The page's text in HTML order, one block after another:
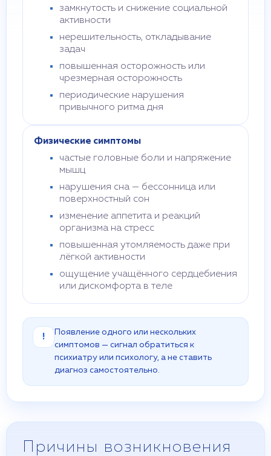
замкнутость и снижение социальной
активности
нерешительность, откладывание
задач
повышенная осторожность или
чрезмерная осторожность
периодические нарушения
привычного ритма дня
Физические симптомы
частые головные боли и напряжение
мышц
нарушения сна — бессонница или
поверхностный сон
изменение аппетита и реакций
организма на стресс
повышенная утомляемость даже при
лёгкой активности
ощущение учащённого сердцебиения
или дискомфорта в теле
!
Появление одного или нескольких
симптомов — сигнал обратиться к
психиатру или психологу, а не ставить
диагноз самостоятельно.
Причины возникновения